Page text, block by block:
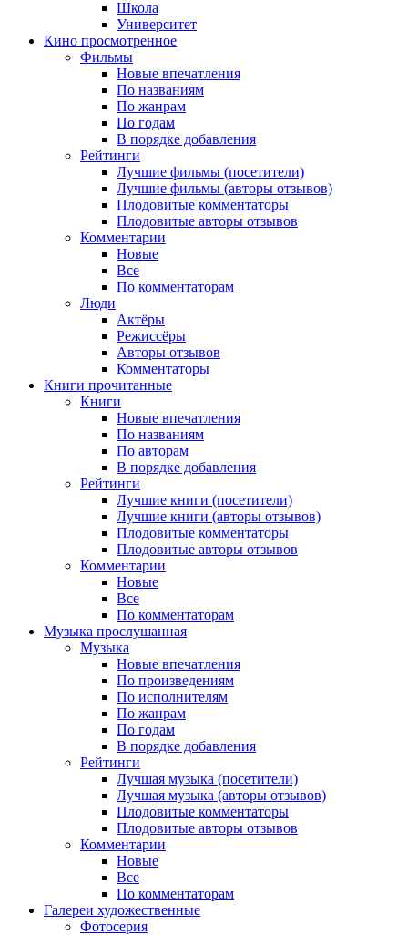
Школа
Университет
Кино просмотренное
Фильмы
Новые впечатления
По названиям
По жанрам
По годам
В порядке добавления
Рейтинги
Лучшие фильмы (посетители)
Лучшие фильмы (авторы отзывов)
Плодовитые комментаторы
Плодовитые авторы отзывов
Комментарии
Новые
Все
По комментаторам
Люди
Актёры
Режиссёры
Авторы отзывов
Комментаторы
Книги прочитанные
Книги
Новые впечатления
По названиям
По авторам
В порядке добавления
Рейтинги
Лучшие книги (посетители)
Лучшие книги (авторы отзывов)
Плодовитые комментаторы
Плодовитые авторы отзывов
Комментарии
Новые
Все
По комментаторам
Музыка прослушанная
Музыка
Новые впечатления
По произведениям
По исполнителям
По жанрам
По годам
В порядке добавления
Рейтинги
Лучшая музыка (посетители)
Лучшая музыка (авторы отзывов)
Плодовитые комментаторы
Плодовитые авторы отзывов
Комментарии
Новые
Все
По комментаторам
Галереи художественные
Фотосерия